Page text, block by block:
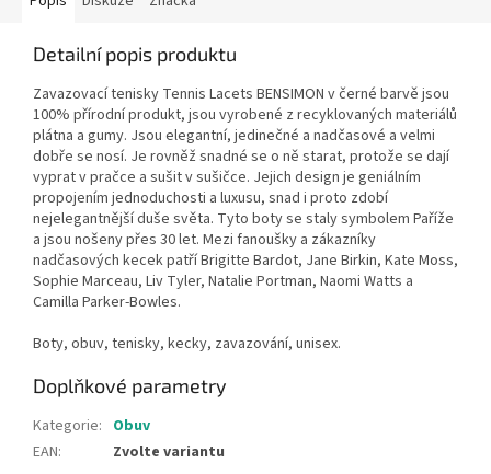
Detailní popis produktu
Zavazovací tenisky Tennis Lacets BENSIMON v černé barvě jsou
100% přírodní produkt, jsou vyrobené z recyklovaných materiálů
plátna a gumy. Jsou elegantní, jedinečné a nadčasové a velmi
dobře se nosí. Je rovněž snadné se o ně starat, protože se dají
vyprat v pračce a sušit v sušičce. Jejich design je geniálním
propojením jednoduchosti a luxusu, snad i proto zdobí
nejelegantnější duše světa. Tyto boty se staly symbolem Paříže
a jsou nošeny přes 30 let. Mezi fanoušky a zákazníky
nadčasových kecek patří Brigitte Bardot, Jane Birkin, Kate Moss,
Sophie Marceau, Liv Tyler, Natalie Portman, Naomi Watts a
Camilla Parker-Bowles.
Boty, obuv, tenisky, kecky, zavazování, unisex.
Doplňkové parametry
Kategorie: Obuv
EAN: Zvolte variantu